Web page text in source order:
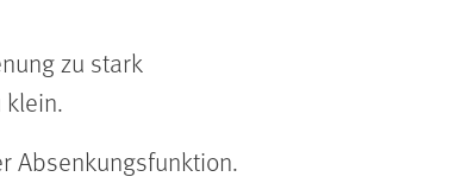
zu stark
Absenkungsfunktion.